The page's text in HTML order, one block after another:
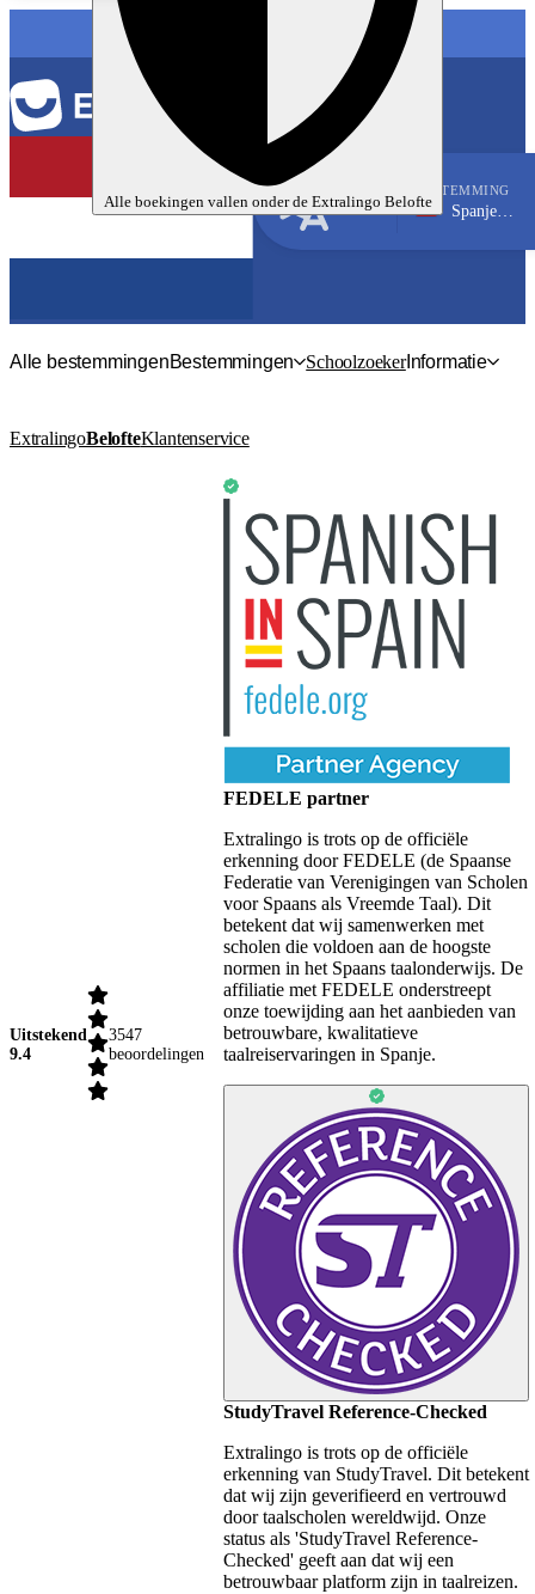
Alle boekingen vallen onder de Extralingo Belofte
TAAL
BESTEMMING
Spanje, Madrid
Alle bestemmingenBestemmingen SchoolzoekerInformatie
ExtralingoBelofteKlantenservice
Uitstekend
9.4
3547
beoordelingen
FEDELE partner
Extralingo is trots op de officiële
erkenning door FEDELE (de Spaanse
Federatie van Verenigingen van Scholen
voor Spaans als Vreemde Taal). Dit
betekent dat wij samenwerken met
scholen die voldoen aan de hoogste
normen in het Spaans taalonderwijs. De
affiliatie met FEDELE onderstreept
onze toewijding aan het aanbieden van
betrouwbare, kwalitatieve
taalreiservaringen in Spanje.
StudyTravel Reference-Checked
Extralingo is trots op de officiële
erkenning van StudyTravel. Dit betekent
dat wij zijn geverifieerd en vertrouwd
door taalscholen wereldwijd. Onze
status als 'StudyTravel Reference-
Checked' geeft aan dat wij een
betrouwbaar platform zijn in taalreizen.